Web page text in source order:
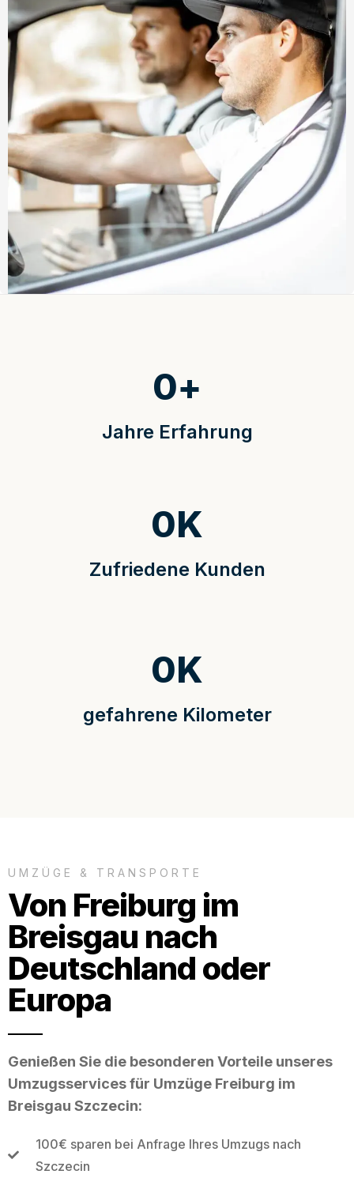
Jahre Erfahrung
0+
Zufriedene Kunden
0K
gefahrene Kilometer
0K
UMZÜGE & TRANSPORTE
Von Freiburg im
Breisgau nach
Deutschland oder
Europa
Genießen Sie die besonderen Vorteile unseres
Umzugsservices für Umzüge Freiburg im
Breisgau Szczecin:
100€ sparen bei Anfrage Ihres Umzugs nach
Szczecin